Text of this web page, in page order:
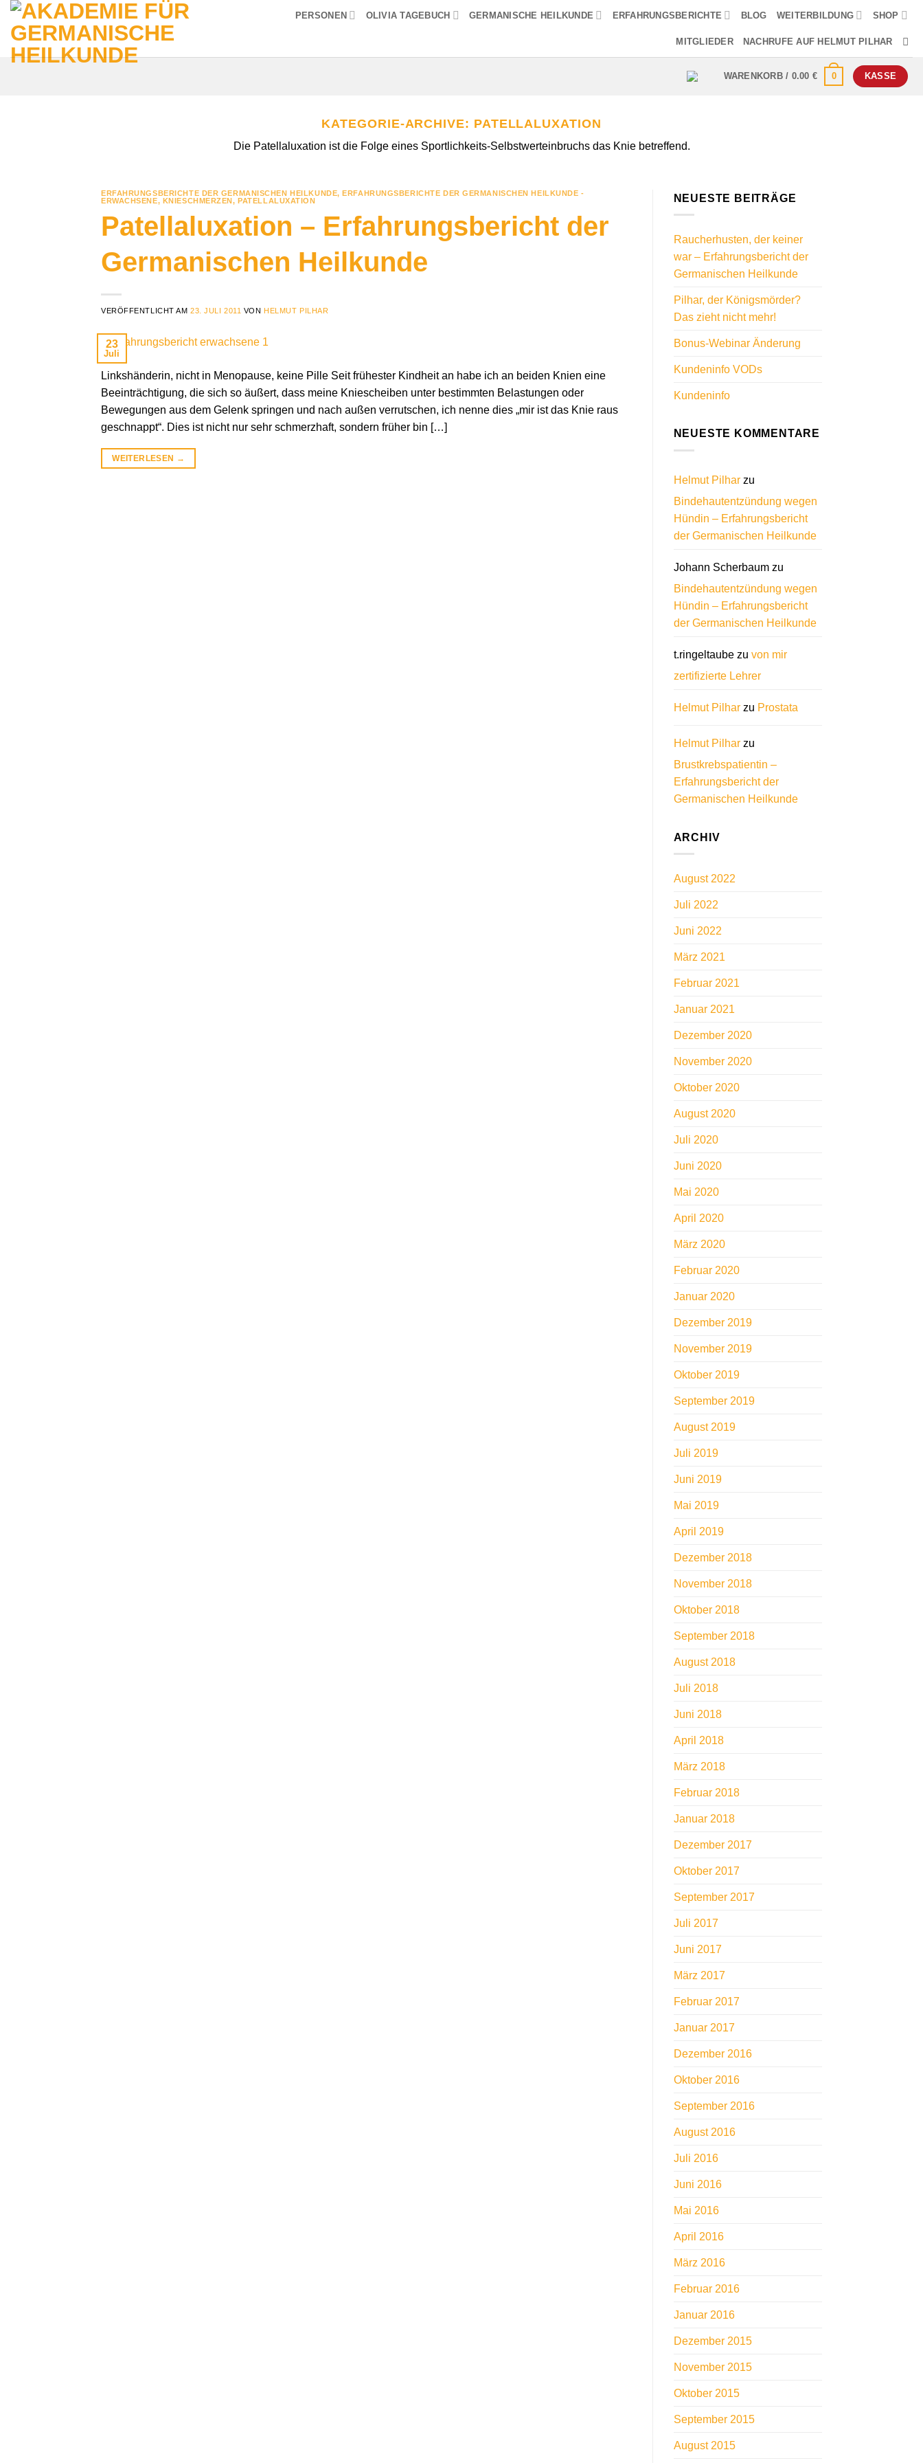
Zum
Inhalt
springen
PERSONEN OLIVIA TAGEBUCH GERMANISCHE HEILKUNDE ERFAHRUNGSBERICHTE BLOG WEITERBILDUNG SHOP
MITGLIEDER NACHRUFE AUF HELMUT PILHAR
WARENKORB / 0.00 € 0 KASSE
KATEGORIE-ARCHIVE: PATELLALUXATION
Die Patellaluxation ist die Folge eines Sportlichkeits-Selbstwerteinbruchs das Knie betreffend.
ERFAHRUNGSBERICHTE DER GERMANISCHEN HEILKUNDE,ERFAHRUNGSBERICHTE DER GERMANISCHEN HEILKUNDE -
ERWACHSENE, KNIESCHMERZEN,PATELLALUXATION
Patellaluxation – Erfahrungsbericht der
Germanischen Heilkunde
VERÖFFENTLICHT AM23. JULI 2011 VON HELMUT PILHAR
23
Juli
Linkshänderin, nicht in Menopause, keine Pille Seit frühester Kindheit an habe ich an beiden Knien eine
Beeinträchtigung, die sich so äußert, dass meine Kniescheiben unter bestimmten Belastungen oder
Bewegungen aus dem Gelenk springen und nach außen verrutschen, ich nenne dies „mir ist das Knie raus
geschnappt“. Dies ist nicht nur sehr schmerzhaft, sondern früher bin […]
WEITERLESEN →
NEUESTE BEITRÄGE
Raucherhusten, der keiner
war – Erfahrungsbericht der
Germanischen Heilkunde
Pilhar, der Königsmörder?
Das zieht nicht mehr!
Bonus-Webinar Änderung
Kundeninfo VODs
Kundeninfo
NEUESTE KOMMENTARE
Helmut Pilharzu
Bindehautentzündung wegen
Hündin – Erfahrungsbericht
der Germanischen Heilkunde
Johann Scherbaumzu
Bindehautentzündung wegen
Hündin – Erfahrungsbericht
der Germanischen Heilkunde
t.ringeltaubezu von mir
zertifizierte Lehrer
Helmut Pilharzu Prostata
Helmut Pilharzu
Brustkrebspatientin –
Erfahrungsbericht der
Germanischen Heilkunde
ARCHIV
August 2022
Juli 2022
Juni 2022
März 2021
Februar 2021
Januar 2021
Dezember 2020
November 2020
Oktober 2020
August 2020
Juli 2020
Juni 2020
Mai 2020
April 2020
März 2020
Februar 2020
Januar 2020
Dezember 2019
November 2019
Oktober 2019
September 2019
August 2019
Juli 2019
Juni 2019
Mai 2019
April 2019
Dezember 2018
November 2018
Oktober 2018
September 2018
August 2018
Juli 2018
Juni 2018
April 2018
März 2018
Februar 2018
Januar 2018
Dezember 2017
Oktober 2017
September 2017
Juli 2017
Juni 2017
März 2017
Februar 2017
Januar 2017
Dezember 2016
Oktober 2016
September 2016
August 2016
Juli 2016
Juni 2016
Mai 2016
April 2016
März 2016
Februar 2016
Januar 2016
Dezember 2015
November 2015
Oktober 2015
September 2015
August 2015